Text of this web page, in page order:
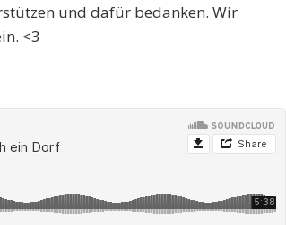
und dafür bedanken. Wir
<3